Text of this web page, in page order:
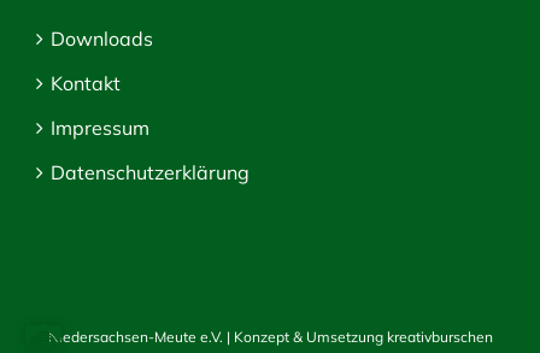
Downloads
Kontakt
Impressum
Datenschutzerklärung
Niedersachsen-Meute e.V. | Konzept & Umsetzung kreativburschen